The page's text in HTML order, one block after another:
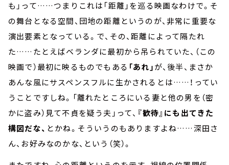
も」って……つまりこれは「距離」を巡る映画なわけで。そ
の舞台となる空間、団地の距離というのが、非常に重要な
演出要素となっている。で、その、距離によって隔たれ
た……たとえばベランダに最初から吊られていた、（この
映画で）最初に映るものでもある 「あれ」が、後半、まさか
あんな風にサスペンスフルに生かされるとは……！ってい
うことですしね。「離れたところにいる妻と他の男を（密
かに盗み）見て不貞を疑う夫」って、 『歓待』にも出てきた
構図だな、 とかね。そういうのもありますよね……深田さ
ん、お好みなのかな、という（笑）。